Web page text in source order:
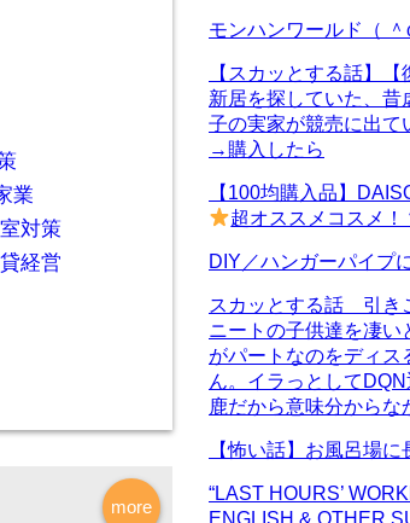
業
対策
経営
more
モンハンワールド（
【スカッとする話】
新居を探していた、昔
子の実家が競売に出て
→購入したら
【100均購入品】
超オススメコスメ！
DIY／ハンガーパイプ
スカッとする話 引き
ニートの子供達を凄い
がパートなのをディス
ん。イラっとして
鹿だから意味分から
【怖い話】お風呂場
“LAST HOURS’
ENGLISH & OTHER